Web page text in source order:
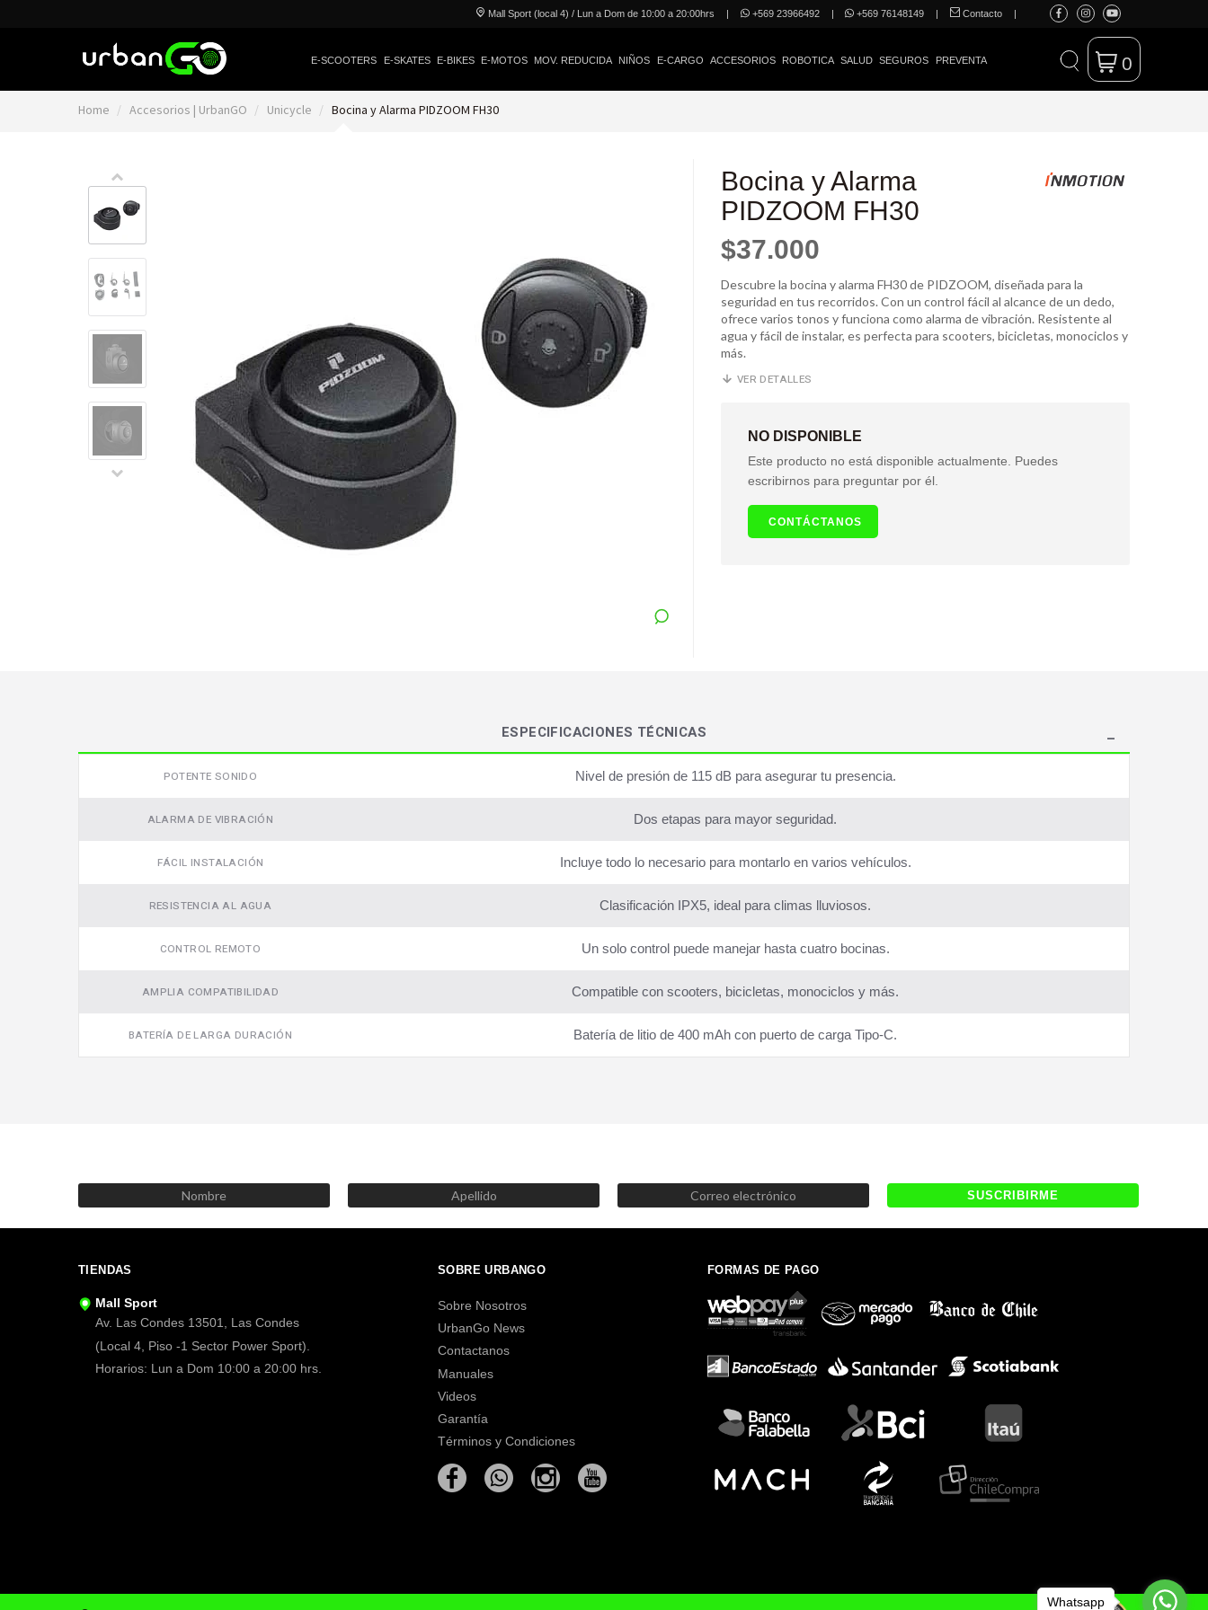
Mall Sport (local 4) / Lun a Dom de 10:00 a 20:00hrs | +569 23966492 | +569 76148149 | Contacto |
E-SCOOTERS E-SKATES E-BIKES E-MOTOS MOV. REDUCIDA NIÑOS E-CARGO ACCESORIOS ROBOTICA SALUD SEGUROS PREVENTA 0
Home Accesorios | UrbanGO Unicycle Bocina y Alarma PIDZOOM FH30
Bocina y Alarma
PIDZOOM FH30
$37.000
Descubre la bocina y alarma FH30 de PIDZOOM, diseñada para la
seguridad en tus recorridos. Con un control fácil al alcance de un dedo,
ofrece varios tonos y funciona como alarma de vibración. Resistente al
agua y fácil de instalar, es perfecta para scooters, bicicletas, monociclos y
más.
VER DETALLES
NO DISPONIBLE
Este producto no está disponible actualmente. Puedes
escribirnos para preguntar por él.
CONTÁCTANOS
ESPECIFICACIONES TÉCNICAS
POTENTE SONIDO Nivel de presión de 115 dB para asegurar tu presencia.
ALARMA DE VIBRACIÓN Dos etapas para mayor seguridad.
FÁCIL INSTALACIÓN Incluye todo lo necesario para montarlo en varios vehículos.
RESISTENCIA AL AGUA Clasificación IPX5, ideal para climas lluviosos.
CONTROL REMOTO Un solo control puede manejar hasta cuatro bocinas.
AMPLIA COMPATIBILIDAD Compatible con scooters, bicicletas, monociclos y más.
BATERÍA DE LARGA DURACIÓN Batería de litio de 400 mAh con puerto de carga Tipo-C.
TIENDAS
Mall Sport
Av. Las Condes 13501, Las Condes
(Local 4, Piso -1 Sector Power Sport).
Horarios: Lun a Dom 10:00 a 20:00 hrs.
SOBRE URBANGO
Sobre Nosotros
UrbanGo News
Contactanos
Manuales
Videos
Garantía
Términos y Condiciones
FORMAS DE PAGO
Whatsapp